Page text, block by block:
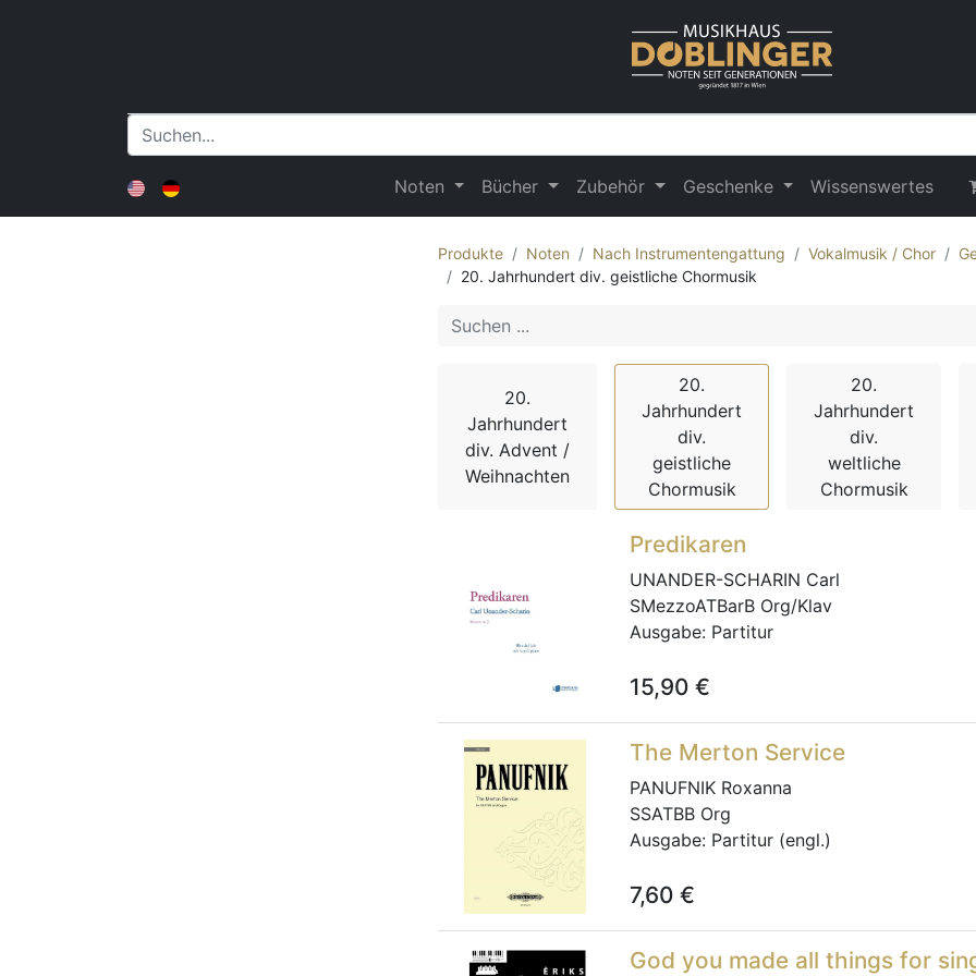
Noten Bücher Zubehör Geschenke Wissenswertes
Produkte Noten Nach Instrumentengattung Vokalmusik / Chor
20. Jahrhundert div. geistliche Chormusik
20.
Jahrhundert
div. Advent /
Weihnachten
20.
Jahrhundert
div.
geistliche
Chormusik
20.
Jahrhundert
div.
weltliche
Chormusik
Predikaren
UNANDER-SCHARIN Carl
SMezzoATBarB Org/Klav
Ausgabe: Partitur
15,90 €
The Merton Service
PANUFNIK Roxanna
SSATBB Org
Ausgabe: Partitur (engl.)
7,60 €
God you made all things for